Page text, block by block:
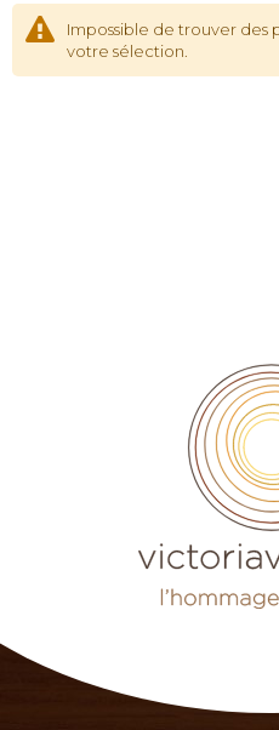
Impossible de trouver des
votre sélection.